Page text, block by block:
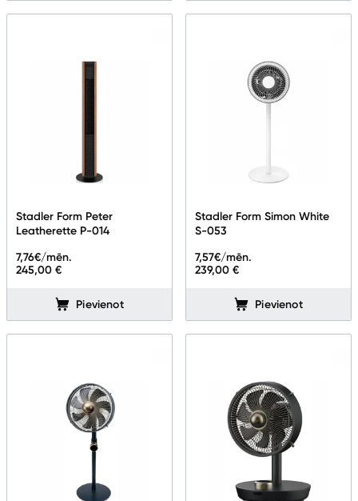
Kondicionieri
Klimata iekārtu aksesuāri
Apģērbu kopšana
Blogs
Piegāde un apmaksa
Tehnikas izvešana
Stadler Form Peter
Leatherette P-014
245,00 €
7,76€/mēn.
Pievienot
Stadler Form Simon White
S-053
239,00 €
7,57€/mēn.
Pievienot